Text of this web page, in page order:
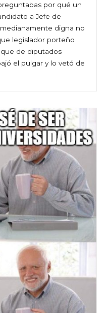
por qué un
a Jefe de
digna no
legislador porteño
de diputados
el pulgar y lo vetó de